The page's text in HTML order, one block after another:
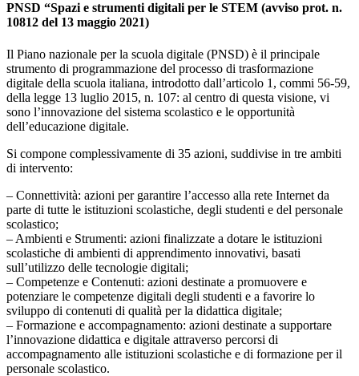
PNSD “Spazi e strumenti digitali per le STEM (avviso prot. n.
10812 del 13 maggio 2021)
Il Piano nazionale per la scuola digitale (PNSD) è il principale
strumento di programmazione del processo di trasformazione
digitale della scuola italiana, introdotto dall’articolo 1, commi 56-59,
della legge 13 luglio 2015, n. 107: al centro di questa visione, vi
sono l’innovazione del sistema scolastico e le opportunità
dell’educazione digitale.
Si compone complessivamente di 35 azioni, suddivise in tre ambiti
di intervento:
– Connettività: azioni per garantire l’accesso alla rete Internet da
parte di tutte le istituzioni scolastiche, degli studenti e del personale
scolastico;
– Ambienti e Strumenti: azioni finalizzate a dotare le istituzioni
scolastiche di ambienti di apprendimento innovativi, basati
sull’utilizzo delle tecnologie digitali;
– Competenze e Contenuti: azioni destinate a promuovere e
potenziare le competenze digitali degli studenti e a favorire lo
sviluppo di contenuti di qualità per la didattica digitale;
– Formazione e accompagnamento: azioni destinate a supportare
l’innovazione didattica e digitale attraverso percorsi di
accompagnamento alle istituzioni scolastiche e di formazione per il
personale scolastico.